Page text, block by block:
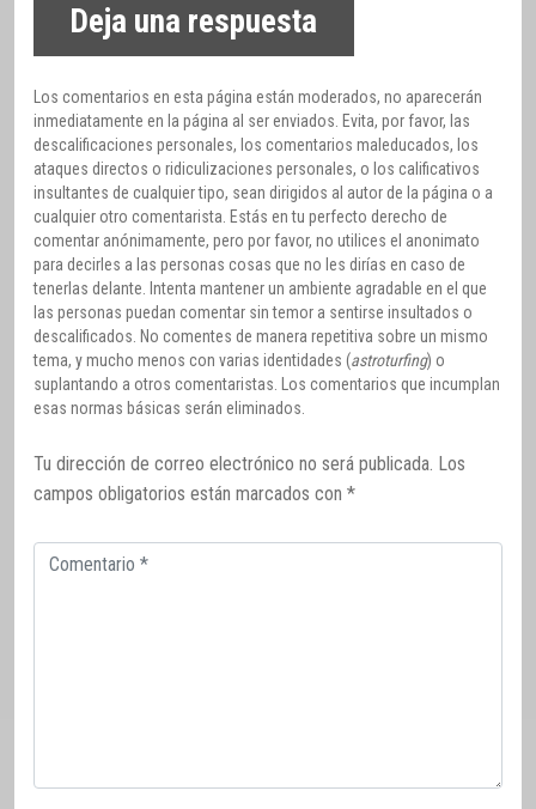
Deja una respuesta
Los comentarios en esta página están moderados, no aparecerán
inmediatamente en la página al ser enviados. Evita, por favor, las
descalificaciones personales, los comentarios maleducados, los
ataques directos o ridiculizaciones personales, o los calificativos
insultantes de cualquier tipo, sean dirigidos al autor de la página o a
cualquier otro comentarista. Estás en tu perfecto derecho de
comentar anónimamente, pero por favor, no utilices el anonimato
para decirles a las personas cosas que no les dirías en caso de
tenerlas delante. Intenta mantener un ambiente agradable en el que
las personas puedan comentar sin temor a sentirse insultados o
descalificados. No comentes de manera repetitiva sobre un mismo
tema, y mucho menos con varias identidades (astroturfing) o
suplantando a otros comentaristas. Los comentarios que incumplan
esas normas básicas serán eliminados.
Tu dirección de correo electrónico no será publicada. Los
campos obligatorios están marcados con *
Comentario